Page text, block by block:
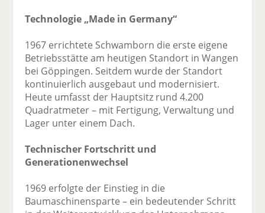
Technologie „Made in Germany“
1967 errichtete Schwamborn die erste eigene
Betriebsstätte am heutigen Standort in Wangen
bei Göppingen. Seitdem wurde der Standort
kontinuierlich ausgebaut und modernisiert.
Heute umfasst der Hauptsitz rund 4.200
Quadratmeter – mit Fertigung, Verwaltung und
Lager unter einem Dach.
Technischer Fortschritt und
Generationenwechsel
1969 erfolgte der Einstieg in die
Baumaschinensparte – ein bedeutender Schritt